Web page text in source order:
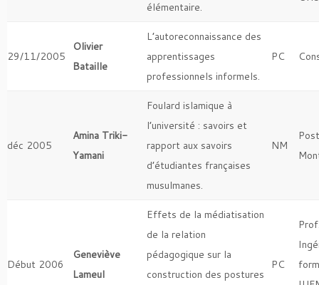
élémentaire.
29/11/2005
Olivier
Bataille
L’autoreconnaissance des
apprentissages
professionnels informels.
PC
déc 2005
Amina Triki-
Yamani
Foulard islamique à
l’université : savoirs et
rapport aux savoirs
d’étudiantes françaises
musulmanes.
NM
Début 2006
Geneviève
Lameul
Effets de la médiatisation
de la relation
pédagogique sur la
construction des postures
PC